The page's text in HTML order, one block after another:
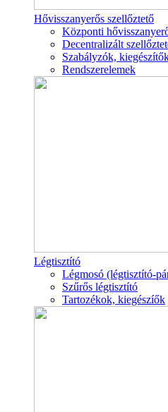
Hővisszanyerős szellőztető
Központi
Decentralizált
Szabályzók,
Rendszerelemek
Légtisztító
Légmosó (légtisztító-
Szűrős légtisztító
Tartozékok, kiegészíők